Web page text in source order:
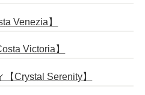
Venezia】
Victoria】
Crystal Serenity】